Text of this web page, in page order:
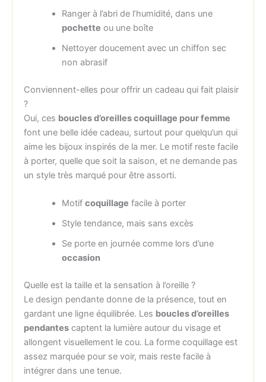
Ranger à l’abri de l’humidité, dans une
pochette ou une boîte
Nettoyer doucement avec un chiffon sec
non abrasif
Conviennent-elles pour offrir un cadeau qui fait plaisir
?
Oui, ces boucles d’oreilles coquillage pour femme
font une belle idée cadeau, surtout pour quelqu’un qui
aime les bijoux inspirés de la mer. Le motif reste facile
à porter, quelle que soit la saison, et ne demande pas
un style très marqué pour être assorti.
Motif coquillage facile à porter
Style tendance, mais sans excès
Se porte en journée comme lors d’une
occasion
Quelle est la taille et la sensation à l’oreille ?
Le design pendante donne de la présence, tout en
gardant une ligne équilibrée. Les boucles d’oreilles
pendantescaptent la lumière autour du visage et
allongent visuellement le cou. La forme coquillage est
assez marquée pour se voir, mais reste facile à
intégrer dans une tenue.